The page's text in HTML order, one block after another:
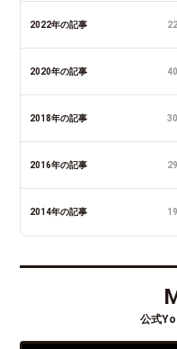
2022年の記事
2020年の記事
2018年の記事
2016年の記事
2014年の記事
公式